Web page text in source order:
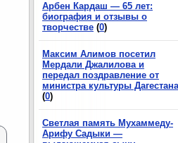
Арбен Кардаш — 65 лет:
биография и отзывы о
творчестве (0)
Максим Алимов посетил
Мердали Джалилова и
передал поздравление от
министра культуры Дагестана
(0)
Светлая память Мухаммеду-
Арифу Садыки —